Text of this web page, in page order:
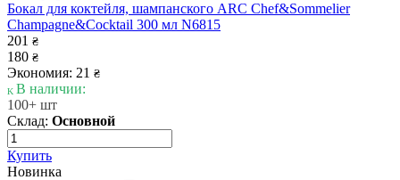
Бокал для коктейля, шампанского ARC Chef&Sommelier
Champagne&Cocktail 300 мл N6815
201 ₴
180 ₴
Экономия: 21 ₴
В наличии:
100+ шт
Склад: Основной
Купить
Новинка